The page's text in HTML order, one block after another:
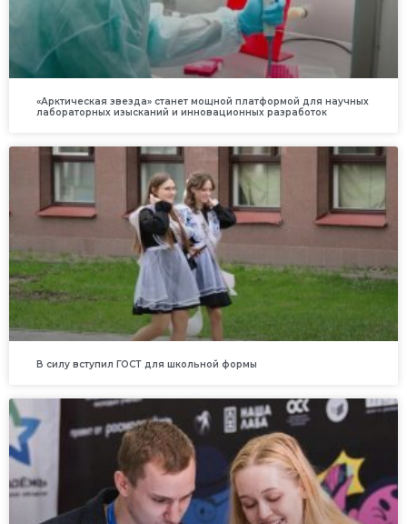
«Арктическая звезда» станет мощной платформой для научных
лабораторных изысканий и инновационных разработок
В силу вступил ГОСТ для школьной формы